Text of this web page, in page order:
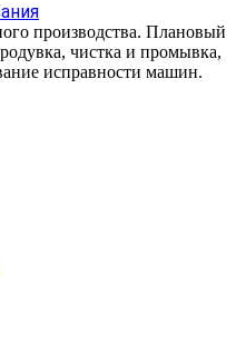
производства. Плановый
чистка и промывка,
исправности машин.